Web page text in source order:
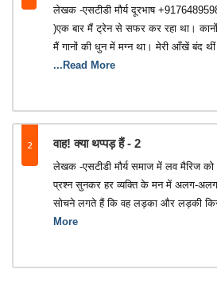
लेखक -एसटीडी मौर्य ️दूरभाष
)एक बार मैं ट्रेन से सफर कर रहा था।
मैं गानों की धुन में मग्न था। मेरी आँखें बंद
...Read More
2 वाह! क्या थप्पड़ हैं - 2
लेखक -एसटीडी मौर्य ️समाज में लव मैरिज को
प्रश्न सुनकर हर व्यक्ति के मन में अलग-अलग
सोचने लगते हैं कि वह लड़का और लड़की
More